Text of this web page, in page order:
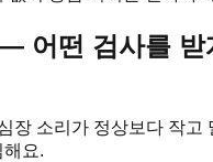
어떤 검사를 받
장 소리가 정상보다 작고
요.